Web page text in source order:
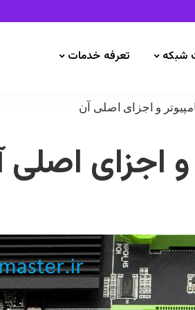
شبکه تعرفه خدمات
و اجزای اصلی آن
و اجزای